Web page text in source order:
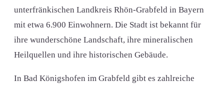
unterfränkischen Landkreis Rhön-Grabfeld in Bayern
mit etwa 6.900 Einwohnern. Die Stadt ist bekannt für
ihre wunderschöne Landschaft, ihre mineralischen
Heilquellen und ihre historischen Gebäude.
In Bad Königshofen im Grabfeld gibt es zahlreiche